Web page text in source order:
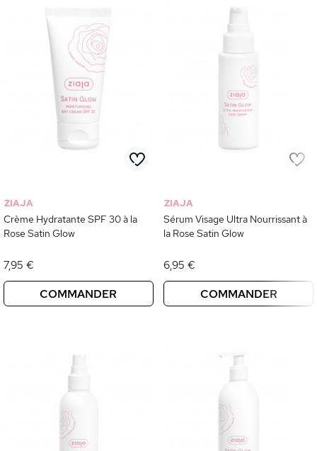
ZIAJA
Crème Hydratante SPF 30 à la
Rose Satin Glow
7,95 €
COMMANDER
ZIAJA
Sérum Visage Ultra Nourrissant à
la Rose Satin Glow
6,95 €
COMMANDER